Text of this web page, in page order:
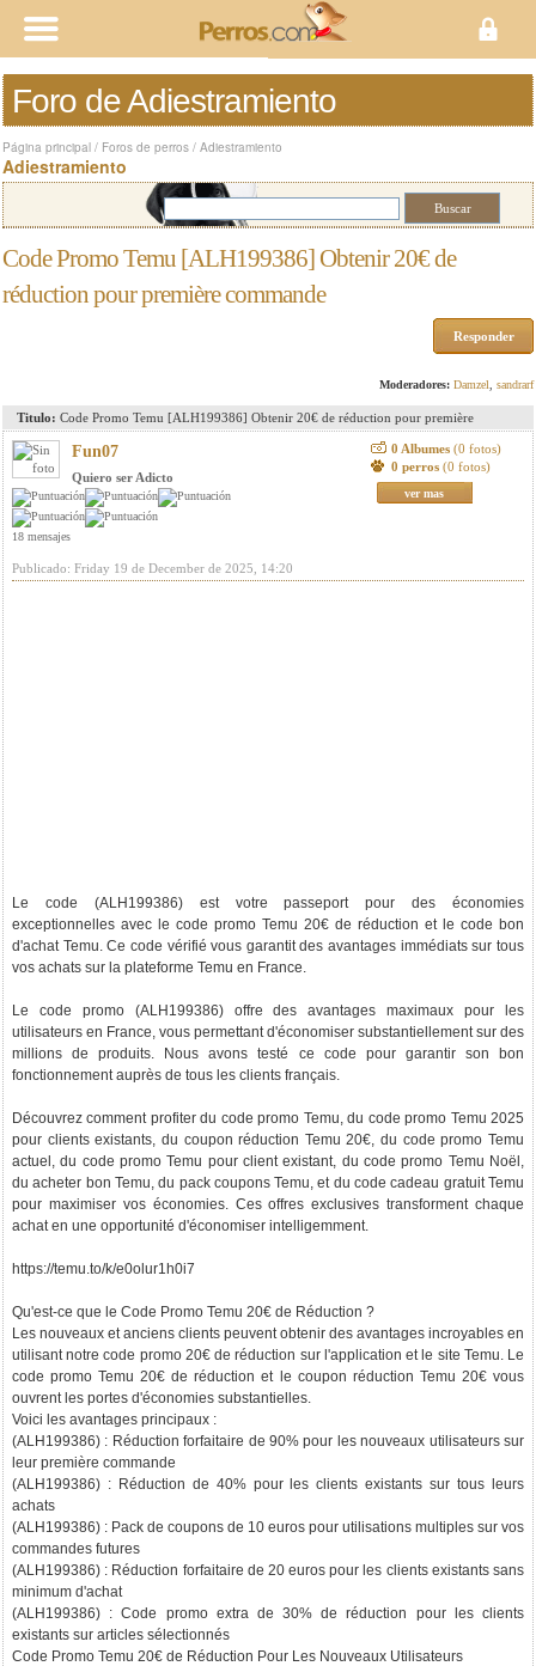
Foro de Adiestramiento
Página principal / Foros de perros / Adiestramiento
Adiestramiento
Code Promo Temu [ALH199386] Obtenir 20€ de
réduction pour première commande
Responder
Moderadores: Damzel sandrarf
Titulo: Code Promo Temu [ALH199386] Obtenir 20€ de réduction pour première
commande
Fun07
Quiero ser Adicto
18 mensajes
0 Albumes (0 fotos)
0 perros (0 fotos)
ver mas
Publicado: Friday 19 de December de 2025, 14:20
Le code (ALH199386) est votre passeport pour des économies
exceptionnelles avec le code promo Temu 20€ de réduction et le code bon
d'achat Temu. Ce code vérifié vous garantit des avantages immédiats sur tous
vos achats sur la plateforme Temu en France.
Le code promo (ALH199386) offre des avantages maximaux pour les
utilisateurs en France, vous permettant d'économiser substantiellement sur des
millions de produits. Nous avons testé ce code pour garantir son bon
fonctionnement auprès de tous les clients français.
Découvrez comment profiter du code promo Temu, du code promo Temu 2025
pour clients existants, du coupon réduction Temu 20€, du code promo Temu
actuel, du code promo Temu pour client existant, du code promo Temu Noël,
du acheter bon Temu, du pack coupons Temu, et du code cadeau gratuit Temu
pour maximiser vos économies. Ces offres exclusives transforment chaque
achat en une opportunité d'économiser intelligemment.
https://temu.to/k/e0olur1h0i7
Qu'est-ce que le Code Promo Temu 20€ de Réduction ?
Les nouveaux et anciens clients peuvent obtenir des avantages incroyables en
utilisant notre code promo 20€ de réduction sur l'application et le site Temu. Le
code promo Temu 20€ de réduction et le coupon réduction Temu 20€ vous
ouvrent les portes d'économies substantielles.
Voici les avantages principaux :
(ALH199386) : Réduction forfaitaire de 90% pour les nouveaux utilisateurs sur
leur première commande
(ALH199386) : Réduction de 40% pour les clients existants sur tous leurs
achats
(ALH199386) : Pack de coupons de 10 euros pour utilisations multiples sur vos
commandes futures
(ALH199386) : Réduction forfaitaire de 20 euros pour les clients existants sans
minimum d'achat
(ALH199386) : Code promo extra de 30% de réduction pour les clients
existants sur articles sélectionnés
Code Promo Temu 20€ de Réduction Pour Les Nouveaux Utilisateurs